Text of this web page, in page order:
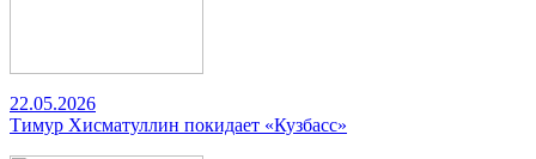
22.05.2026
Тимур Хисматуллин покидает «Кузбасс»